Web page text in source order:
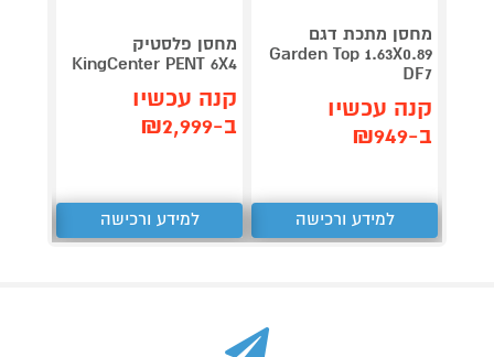
מחסן מתכת דגם
Garden Top 1.63X0.89
DF7
קנה עכשיו
ב-₪949
למידע ורכישה
מחסן פלסטיק
KingCenter PENT 6X4
קנה עכשיו
ב-₪2,999
למידע ורכישה